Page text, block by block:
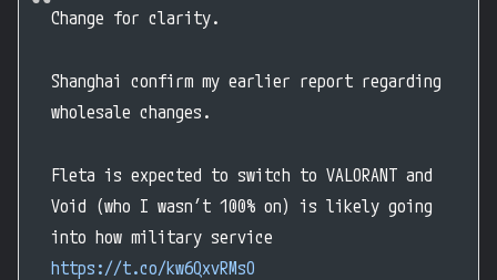
Change for clarity.
Shanghai confirm my earlier report regarding
wholesale changes.
Fleta is expected to switch to VALORANT and
Void (who I wasn’t 100% on) is likely going
into how military service
https://t.co/kw6QxvRMsO